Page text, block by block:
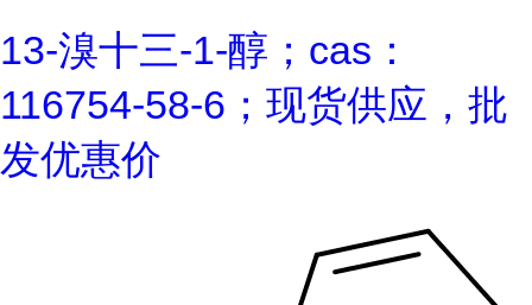
13-溴十三-1-醇；cas：
116754-58-6；现货供应，批
发优惠价